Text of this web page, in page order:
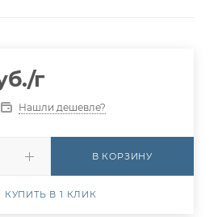
/г
Нашли дешевле?
В КОРЗИНУ
КУПИТЬ В 1 КЛИК